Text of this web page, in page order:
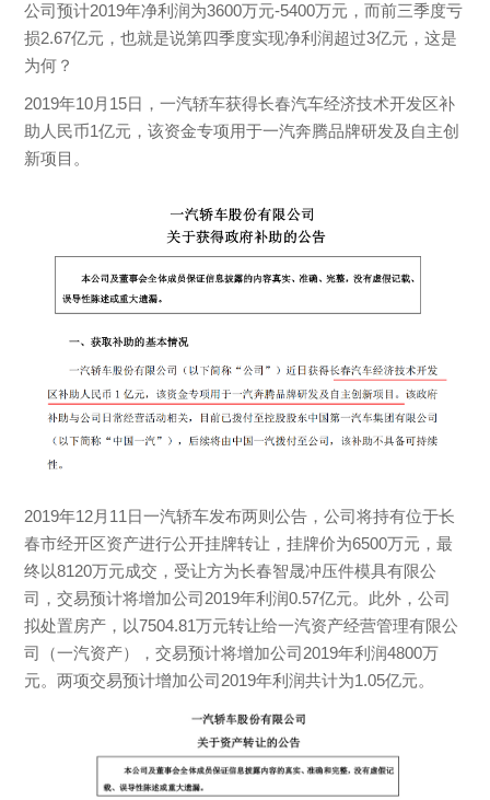
公司预计2019年净利润为3600万元-5400万元，而前三季度亏
损2.67亿元，也就是说第四季度实现净利润超过3亿元，这是
为何？
2019年10月15日，一汽轿车获得长春汽车经济技术开发区补
助人民币1亿元，该资金专项用于一汽奔腾品牌研发及自主创
新项目。
2019年12月11日一汽轿车发布两则公告，公司将持有位于长
春市经开区资产进行公开挂牌转让，挂牌价为6500万元，最
终以8120万元成交，受让方为长春智晟冲压件模具有限公
司，交易预计将增加公司2019年利润0.57亿元。 此外，公司
拟处置房产，以7504.81万元转让给一汽资产经营管理有限公
司（一汽资产），交易预计将增加公司2019年利润4800万
元。两项交易预计增加公司2019年利润共计为1.05亿元。